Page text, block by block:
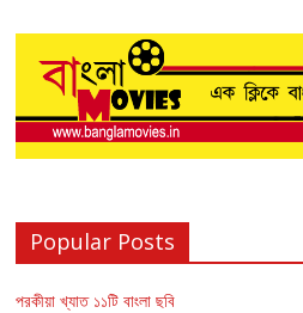
Popular Posts
পরকীয়া খ্যাত ১১টি বাংলা ছবি